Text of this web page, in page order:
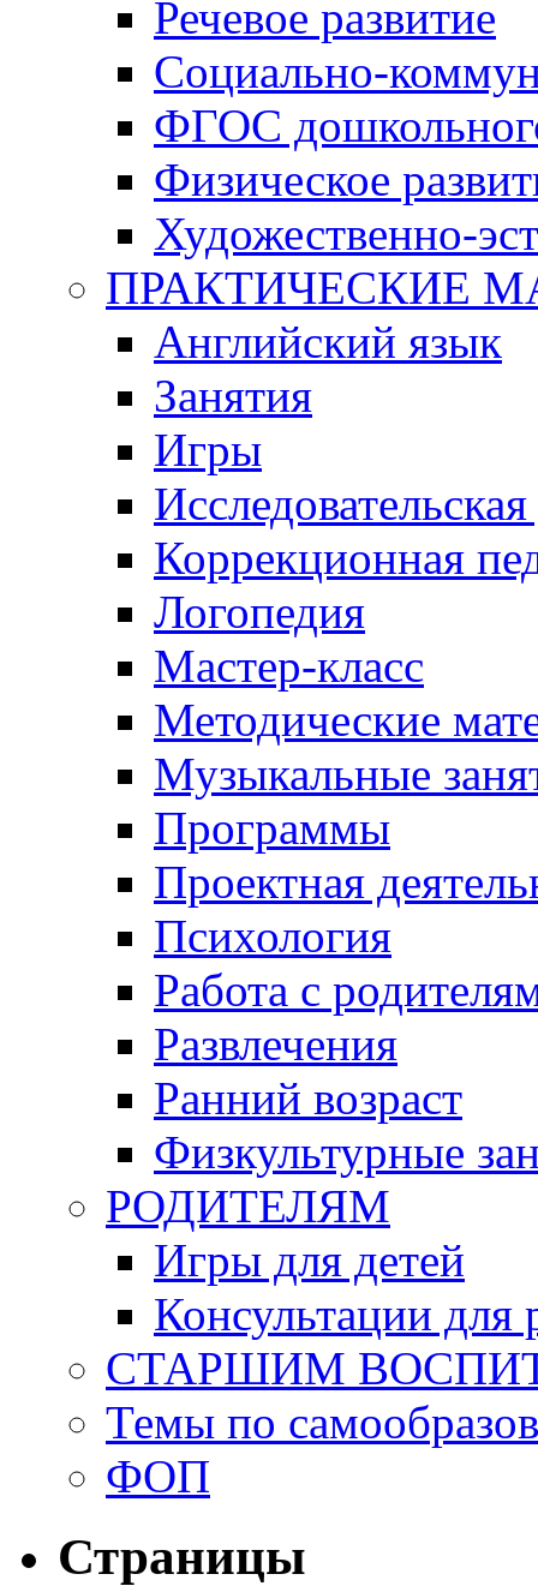
Речевое развитие
Социально-
ФГОС
Физическое
Художественно-
ПРАКТИЧЕСКИЕ
Английский язык
Занятия
Игры
Коррекционная
Логопедия
Мастер-класс
Методические
Музыкальные
Программы
Проектная
Психология
Работа с
Развлечения
Ранний возраст
Физкультурные
РОДИТЕЛЯМ
Игры для детей
Консультации для
СТАРШИМ
Темы по
ФОП
Страницы